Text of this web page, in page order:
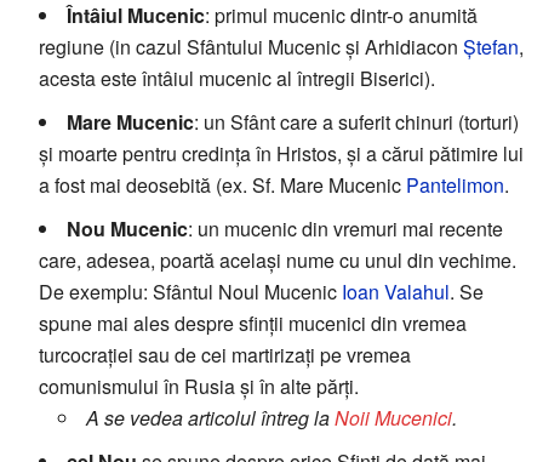
Întâiul Mucenic: primul mucenic dintr-o anumită
regiune (in cazul Sfântului Mucenic și Arhidiacon Ştefan,
acesta este întâiul mucenic al întregii Biserici).
Mare Mucenic: un Sfânt care a suferit chinuri (torturi)
și moarte pentru credința în Hristos, şi a cărui pătimire lui
a fost mai deosebită (ex. Sf. Mare Mucenic Pantelimon.
Nou Mucenic: un mucenic din vremuri mai recente
care, adesea, poartă același nume cu unul din vechime.
De exemplu: Sfântul Noul Mucenic Ioan Valahul. Se
spune mai ales despre sfinţii mucenici din vremea
turcocraţiei sau de cei martirizați pe vremea
comunismului în Rusia și în alte părți.
A se vedea articolul întreg laNoii Mucenici.